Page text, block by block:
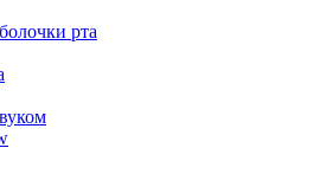
рта